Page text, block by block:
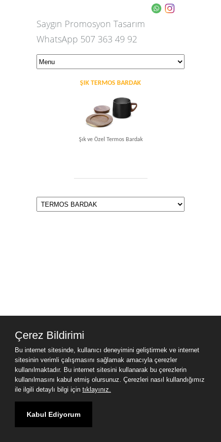
Saygın Promosyon Tasarım
WhatsApp 507 363 49 92
ŞIK TERMOS BARDAK
Şık ve Özel Termos Bardak
Çerez Bildirimi
Bu internet sitesinde, kullanıcı deneyimini geliştirmek ve internet
sitesinin verimli çalışmasını sağlamak amacıyla çerezler
kullanılmaktadır. Bu internet sitesini kullanarak bu çerezlerin
kullanılmasını kabul etmiş olursunuz. Çerezleri nasıl kullandığımız
ile ilgili detaylı bilgi için tıklayınız.
Kabul Ediyorum